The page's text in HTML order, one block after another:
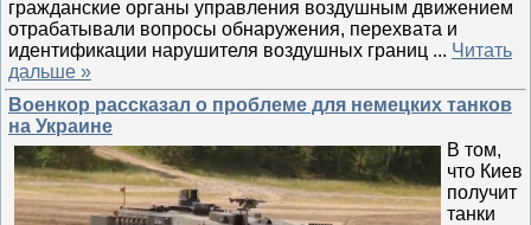
гражданские органы управления воздушным движением
отрабатывали вопросы обнаружения, перехвата и
идентификации нарушителя воздушных границ ... Читать
дальше »
Военкор рассказал о проблеме для немецких танков
на Украине
В том,
что Киев
получит
танки